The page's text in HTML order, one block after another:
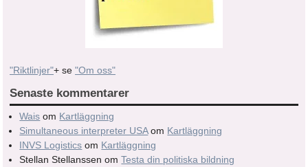
"Riktlinjer"+ se "Om oss"
Senaste kommentarer
Wais om Kartläggning
Simultaneous interpreter USAom Kartläggning
INVS Logistics om Kartläggning
Stellan Stellanssen omTesta din politiska bildning